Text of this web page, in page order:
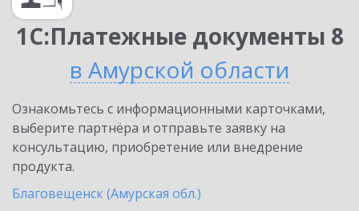
1С:Платежные документы 8
в Амурской области
Ознакомьтесь с информационными карточками,
выберите партнёра и отправьте заявку на
консультацию, приобретение или внедрение
продукта.
Благовещенск (Амурская обл.)